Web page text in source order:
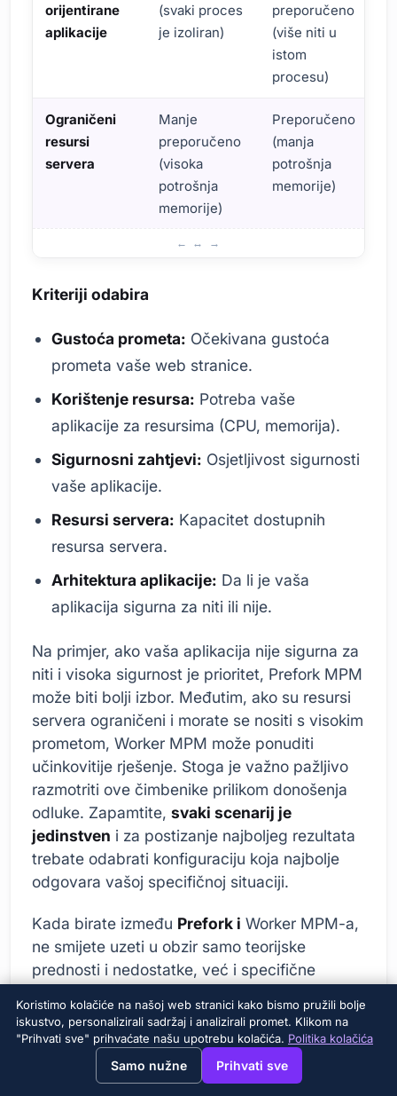
View this page in English?
orijentirane
aplikacije
(svaki proces
je izoliran)
preporučeno
(više niti u
istom
procesu)
Ograničeni
resursi
servera
Manje
preporučeno
(visoka
potrošnja
memorije)
Preporučeno
(manja
potrošnja
memorije)
Kriteriji odabira
Gustoća prometa: Očekivana gustoća
prometa vaše web stranice.
Korištenje resursa: Potreba vaše
aplikacije za resursima (CPU, memorija).
Sigurnosni zahtjevi: Osjetljivost sigurnosti
vaše aplikacije.
Resursi servera: Kapacitet dostupnih
resursa servera.
Arhitektura aplikacije: Da li je vaša
aplikacija sigurna za niti ili nije.
Na primjer, ako vaša aplikacija nije sigurna za
niti i visoka sigurnost je prioritet, Prefork MPM
može biti bolji izbor. Međutim, ako su resursi
servera ograničeni i morate se nositi s visokim
prometom, Worker MPM može ponuditi
učinkovitije rješenje. Stoga je važno pažljivo
razmotriti ove čimbenike prilikom donošenja
odluke. Zapamtite, svaki scenarij je
jedinstven i za postizanje najboljeg rezultata
trebate odabrati konfiguraciju koja najbolje
odgovara vašoj specifičnoj situaciji.
Kada birate između Prefork i Worker MPM-a,
ne smijete uzeti u obzir samo teorijske
prednosti i nedostatke, već i specifične
pomoći da donesete informiranu i učinkovitiju
odluku.
Koristimo kolačiće na našoj web stranici kako bismo pružili bolje
iskustvo, personalizirali sadržaj i analizirali promet. Klikom na
"Prihvati sve" prihvaćate našu upotrebu kolačića. Politika kolačića
Samo nužne Prihvati sve